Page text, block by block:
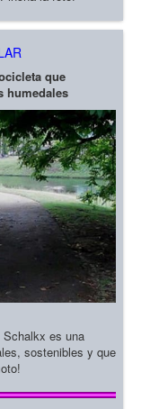
que
humedales
Schalkx es una
sostenibles y que